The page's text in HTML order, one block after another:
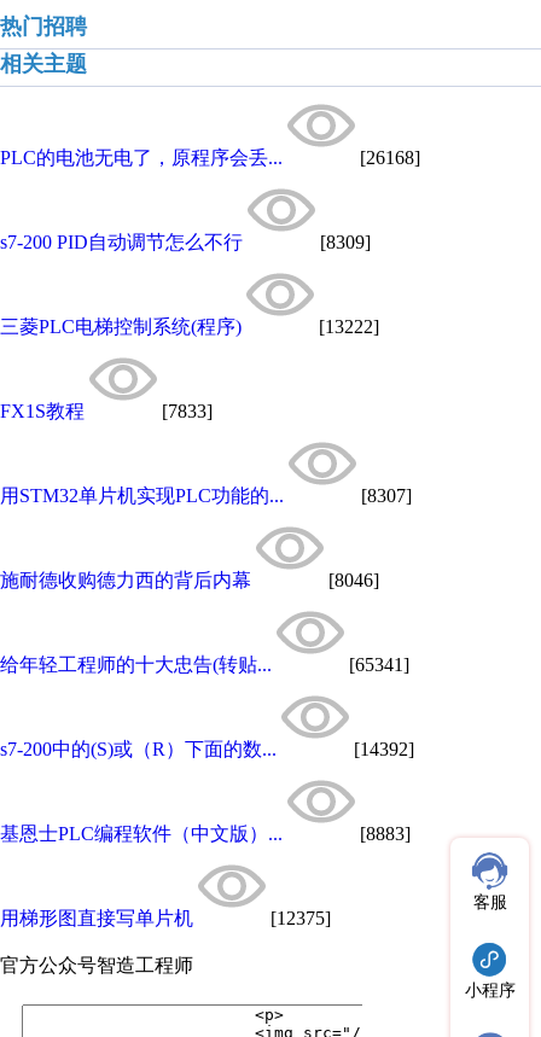
热门招聘
相关主题
PLC的电池无电了，原程序会丢... [26168]
s7-200 PID自动调节怎么不行 [8309]
三菱PLC电梯控制系统(程序) [13222]
FX1S教程 [7833]
用STM32单片机实现PLC功能的... [8307]
施耐德收购德力西的背后内幕 [8046]
给年轻工程师的十大忠告(转贴... [65341]
s7-200中的(S)或（R）下面的数... [14392]
基恩士PLC编程软件（中文版）... [8883]
用梯形图直接写单片机 [12375]
官方公众号智造工程师
客服
小程序